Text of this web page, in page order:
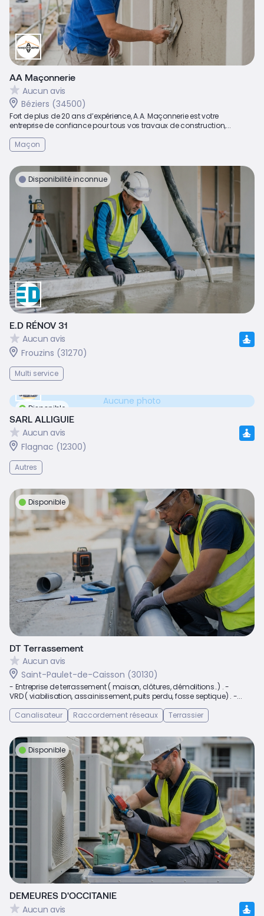
AA Maçonnerie
Aucun avis
Béziers (34500)
Fort de plus de 20 ans d’expérience, A.A. Maçonnerie est votre
entreprise de confiance pour tous vos travaux de construction,...
Maçon
Disponibilité inconnue
E.D RÉNOV 31
Aucun avis
Frouzins (31270)
Multi service
Disponible
Aucune photo
SARL ALLIGUIE
Aucun avis
Flagnac (12300)
Autres
Disponible
DT Terrassement
Aucun avis
Saint-Paulet-de-Caisson (30130)
- Entreprise de terrassement ( maison, clôtures, démolitions..) . -
VRD ( viabilisation, assainissement, puits perdu, fosse septique) . -...
Canalisateur
Raccordement réseaux Terrassier
Disponible
DEMEURES D'OCCITANIE
Aucun avis